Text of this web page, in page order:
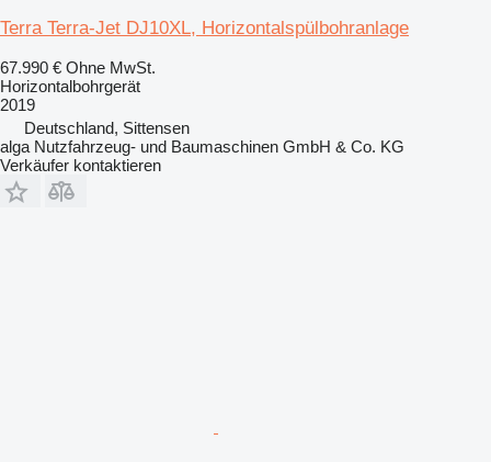
Terra Terra-Jet DJ10XL, Horizontalspülbohranlage
67.990 € Ohne MwSt.
Horizontalbohrgerät
2019
Deutschland, Sittensen
alga Nutzfahrzeug- und Baumaschinen GmbH & Co. KG
Verkäufer kontaktieren